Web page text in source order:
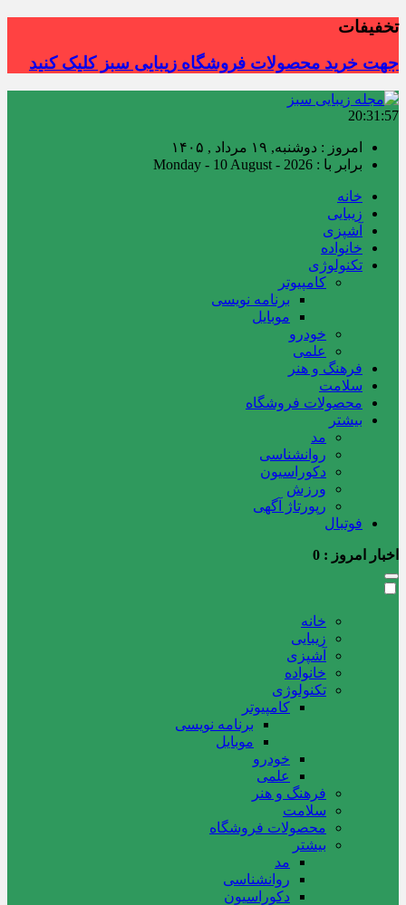
تخفیفات
جهت خرید محصولات فروشگاه زیبایی سبز کلیک کنید
20:31:58
امروز : دوشنبه, ۱۹ مرداد , ۱۴۰۵
برابر با : Monday - 10 August - 2026
خانه
زیبایی
آشپزی
خانواده
تکنولوژی
کامپیوتر
برنامه نویسی
موبایل
خودرو
علمی
فرهنگ و هنر
سلامت
محصولات فروشگاه
بیشتر
مد
روانشناسی
دکوراسیون
ورزش
رپورتاژ آگهی
فوتبال
اخبار امروز : 0
خانه
زیبایی
آشپزی
خانواده
تکنولوژی
کامپیوتر
برنامه نویسی
موبایل
خودرو
علمی
فرهنگ و هنر
سلامت
محصولات فروشگاه
بیشتر
مد
روانشناسی
دکوراسیون